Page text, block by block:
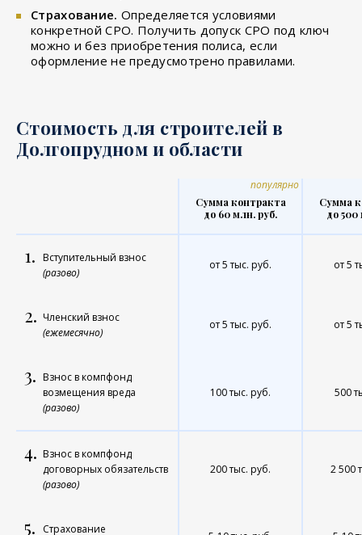
Страхование. Определяется условиями
конкретной СРО. Получить допуск СРО под ключ
можно и без приобретения полиса, если
оформление не предусмотрено правилами.
Стоимость для строителей в
Долгопрудном и области
Сумма контракта
до 60 млн. руб.
популярно
Сумма
до
1. Вступительный взнос
(разово)
от 5 тыс. руб. от 5
2. Членский взнос
(ежемесячно)
от 5 тыс. руб. от 5
3. Взнос в компфонд
возмещения вреда
(разово)
100 тыс. руб. 500
4. Взнос в компфонд
договорных обязательств
(разово)
200 тыс. руб. 2 500
5. Страхование